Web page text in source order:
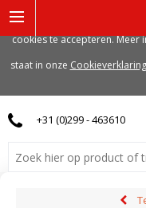
+31 (0)299 - 463610
gerelateerde cookies. Voor
cookies te accepteren. Meer
staat in onze